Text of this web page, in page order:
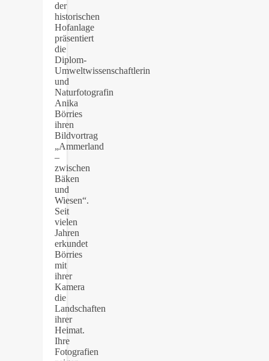
der
historischen
Hofanlage
präsentiert
die
Diplom-
Umweltwissenschaftlerin
und
Naturfotografin
Anika
Börries
ihren
Bildvortrag
„Ammerland
–
zwischen
Bäken
und
Wiesen“.
Seit
vielen
Jahren
erkundet
Börries
mit
ihrer
Kamera
die
Landschaften
ihrer
Heimat.
Ihre
Fotografien